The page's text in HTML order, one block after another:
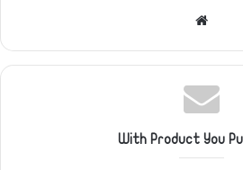
With Product You